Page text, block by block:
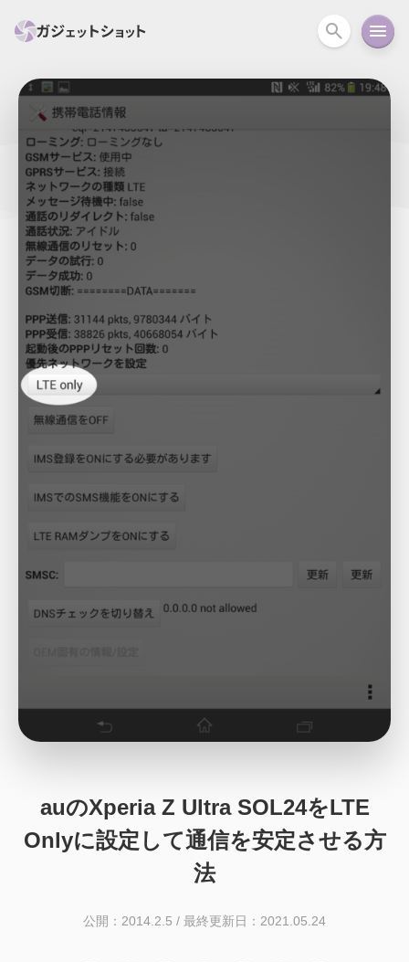
すべて スマホ
セール情報 スマートホーム
回線 iPhone
ガイド ニュース
auのXperia Z Ultra SOL24をLTE
Onlyに設定して通信を安定させる方
法
公開：2014.2.5 / 最終更新日：2021.05.24